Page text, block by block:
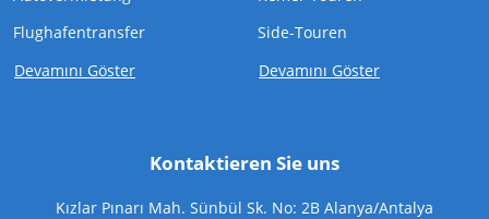
Flughafentransfer
Devamını Göster
Side-Touren
Devamını Göster
Kontaktieren Sie uns
Kızlar Pınarı Mah. Sünbül Sk. No: 2B Alanya/Antalya